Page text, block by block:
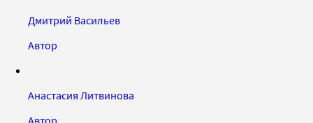
Дмитрий Васильев
Автор
Анастасия Литвинова